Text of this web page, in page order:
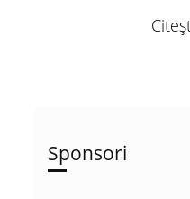
Sponsori